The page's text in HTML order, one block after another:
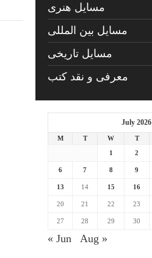
مسايل هنری
مسایل بین المللی
مسایل تاریخی
معرفی و نقد کتب
July 2026
M T W T
1
2
6 7 8 9
13 14 15 16
20 21 22 23
27 28 29 30
« Jun Aug »